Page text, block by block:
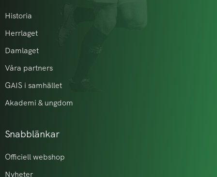
Historia
Herrlaget
Damlaget
Våra partners
GAIS i samhället
Akademi & ungdom
Snabblänkar
Officiell webshop
Nyheter